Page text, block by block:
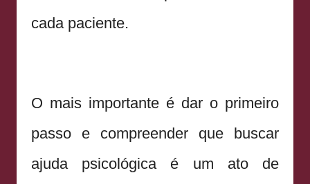
cada paciente.
O mais importante é dar o primeiro
passo e compreender que buscar
ajuda psicológica é um ato de